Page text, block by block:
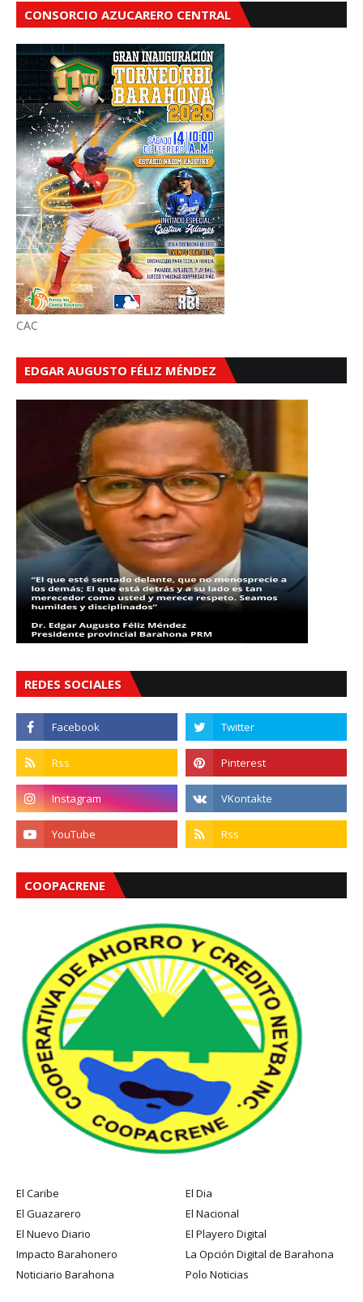
CONSORCIO AZUCARERO CENTRAL
CAC
EDGAR AUGUSTO FÉLIZ MÉNDEZ
REDES SOCIALES
COOPACRENE
El Caribe
El Dia
El Guazarero
El Nacional
El Nuevo Diario
El Playero Digital
Impacto Barahonero
La Opción Digital de Barahona
Noticiario Barahona
Polo Noticias